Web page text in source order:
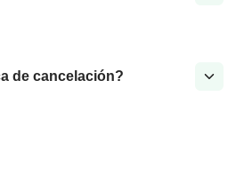
de cancelación?